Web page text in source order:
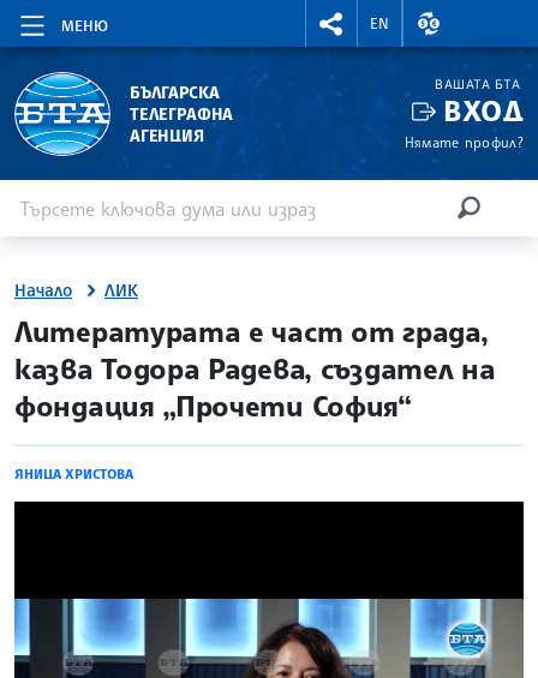
МЕНЮ
RIGHTMENU.SOCIAL
EN
ВАЛУТНИ
БЪЛГАРСКА
ТЕЛЕГРАФНА
АГЕНЦИЯ
ВАШАТА БТА
ВХОД
Нямате профил?
Начало ЛИК
site.bta
Литературата е част от града,
казва Тодора Радева, създател на
фондация „Прочети София“
ЯНИЦА ХРИСТОВА